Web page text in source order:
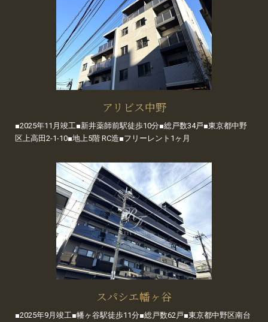
アリビス中野
■2025年11月竣工■新井薬師前駅徒歩10分■総戸数34戸■東京都中野
区上高田2-1-10■地上5階 RC造■フリーレント1ヶ月
スパシエ幡ヶ谷
■2025年9月竣工■幡ヶ谷駅徒歩11分■総戸数62戸■東京都中野区南台